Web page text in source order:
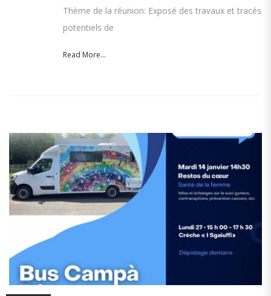
Thème de la réunion: Exposé des travaux et tracés
potentiels de
Read More...